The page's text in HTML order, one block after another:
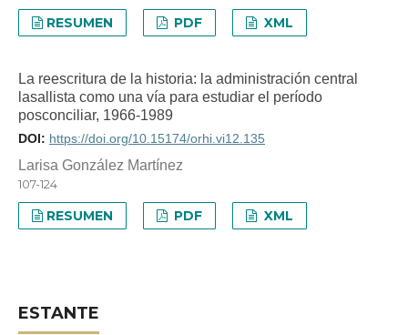
RESUMEN PDF XML
La reescritura de la historia: la administración central
lasallista como una vía para estudiar el período
posconciliar, 1966-1989
DOI: https://doi.org/10.15174/orhi.vi12.135
Larisa González Martínez
107-124
RESUMEN PDF XML
ESTANTE